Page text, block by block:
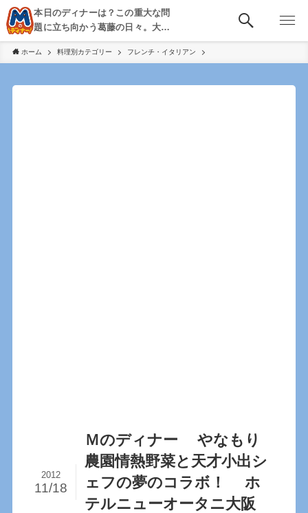
本日のディナーは？この重大な問
題に立ち向かう葛藤の日々。大
阪・京都・神戸を中心とした食べ
歩き、飲み歩きを綴る。
ホーム 料理別カテゴリー フレンチ・イタリアン
Ｍのディナー やなもり
農園情熱野菜と天才小出シ
ェフの夢のコラボ！ ホ
テルニューオータニ大阪
2012
11/18